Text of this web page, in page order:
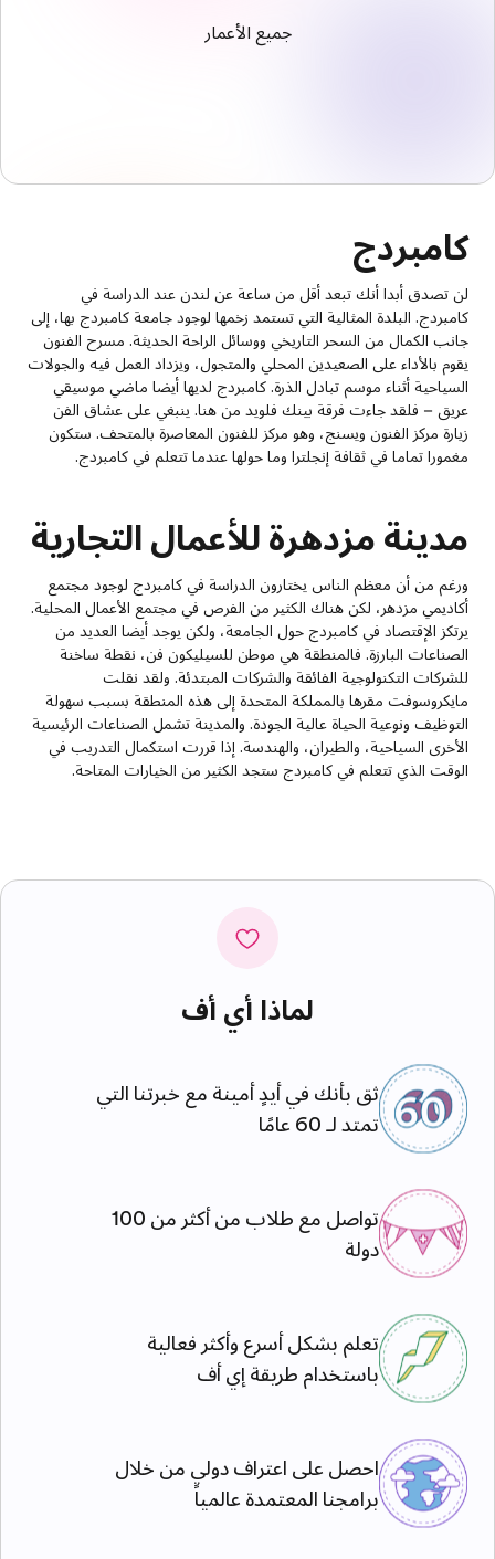
جميع الأعمار
كامبردج
لن تصدق أبدا أنك تبعد أقل من ساعة عن لندن عند الدراسة في
كامبردج. البلدة المثالية التي تستمد زخمها لوجود جامعة كامبردج بها، إلى
جانب الكمال من السحر التاريخي ووسائل الراحة الحديثة. مسرح الفنون
يقوم بالأداء على الصعيدين المحلي والمتجول، ويزداد العمل فيه والجولات
السياحية أثناء موسم تبادل الذرة. كامبردج لديها أيضا ماضي موسيقي
عريق – فلقد جاءت فرقة بينك فلويد من هنا. ينبغي على عشاق الفن
زيارة مركز الفنون ويسنج، وهو مركز للفنون المعاصرة بالمتحف. ستكون
مغمورا تماما في ثقافة إنجلترا وما حولها عندما تتعلم في كامبردج.
مدينة مزدهرة للأعمال التجارية
ورغم من أن معظم الناس يختارون الدراسة في كامبردج لوجود مجتمع
أكاديمي مزدهر، لكن هناك الكثير من الفرص في مجتمع الأعمال المحلية.
يرتكز الإقتصاد في كامبردج حول الجامعة، ولكن يوجد أيضا العديد من
الصناعات البارزة. فالمنطقة هي موطن للسيليكون فن، نقطة ساخنة
للشركات التكنولوجية الفائقة والشركات المبتدئة. ولقد نقلت
مايكروسوفت مقرها بالمملكة المتحدة إلى هذه المنطقة بسبب سهولة
التوظيف ونوعية الحياة عالية الجودة. والمدينة تشمل الصناعات الرئيسية
الأخرى السياحية، والطيران، والهندسة. إذا قررت استكمال التدريب في
الوقت الذي تتعلم في كامبردج ستجد الكثير من الخيارات المتاحة.
لماذا أي أف
ثق بأنك في أيدٍ أمينة مع خبرتنا التي
تمتد لـ 60 عامًا
تواصل مع طلاب من أكثر من 100
دولة
تعلم بشكل أسرع وأكثر فعالية
باستخدام طريقة إي أف
احصل على اعتراف دولي من خلال
برامجنا المعتمدة عالمياً